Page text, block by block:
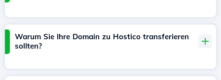
Warum Sie Ihre Domain zu Hostico transferieren
sollten?